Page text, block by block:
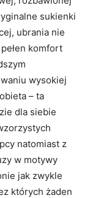
sukienki
ubrania nie
komfort
wysokiej
– ta
dla siebie
natomiast z
w motywy
jak zwykle
których żaden